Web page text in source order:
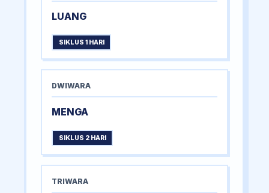
LUANG
SIKLUS 1 HARI
DWIWARA
MENGA
SIKLUS 2 HARI
TRIWARA